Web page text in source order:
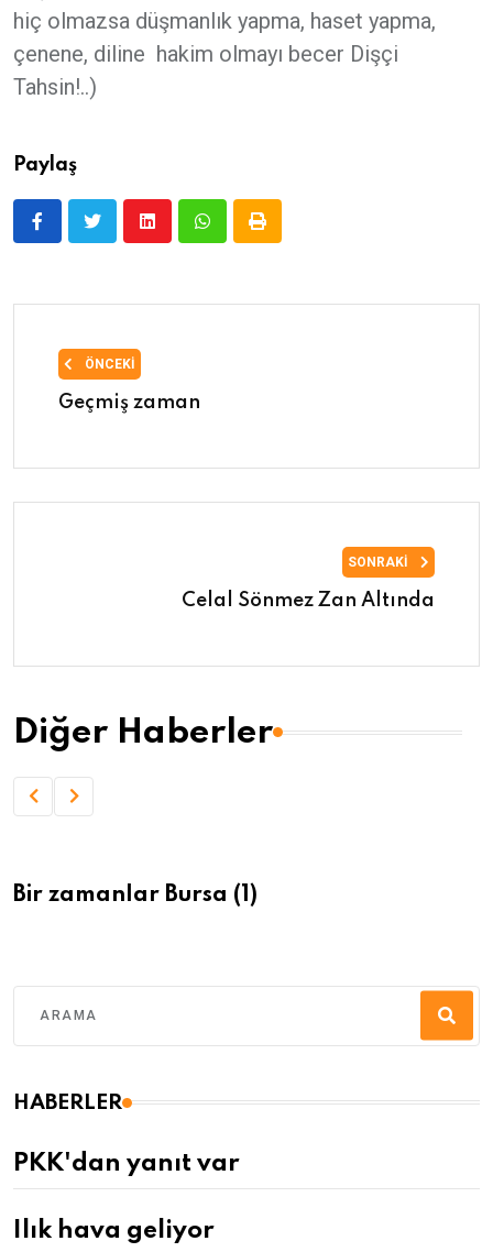
Paylaş
ÖNCEKI
Geçmiş zaman
SONRAKI
Celal Sönmez Zan Altında
Diğer Haberler
Bir zamanlar Bursa (1)
HABERLER
PKK'dan yanıt var
Ilık hava geliyor